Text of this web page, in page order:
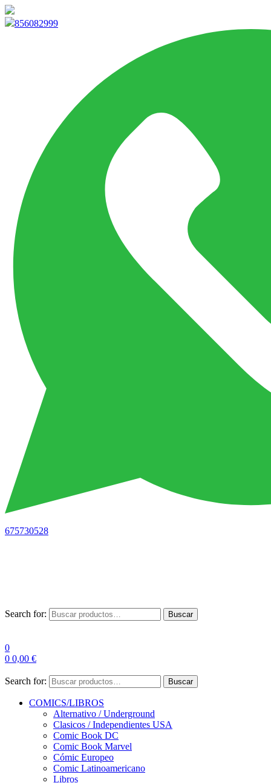
856082999
675730528
Search for: Buscar
0
0 0,00 €
Search for: Buscar
COMICS/LIBROS
Alternativo / Underground
Clasicos / Independientes USA
Comic Book DC
Comic Book Marvel
Cómic Europeo
Comic Latinoamericano
Libros